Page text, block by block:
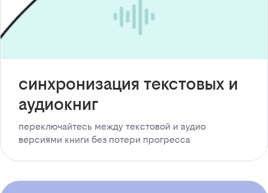
синхронизация текстовых и
аудиокниг
переключайтесь между текстовой и аудио
версиями книги без потери прогресса